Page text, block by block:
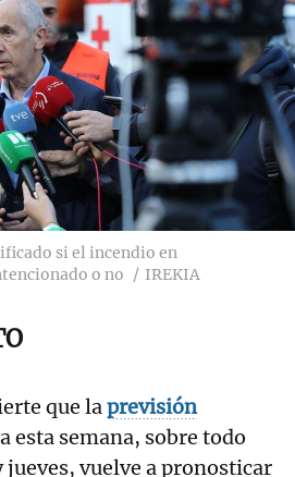
si el incendio en
o no
IREKIA
que laprevisión
esta semana, sobre todo
jueves, vuelve a pronosticar